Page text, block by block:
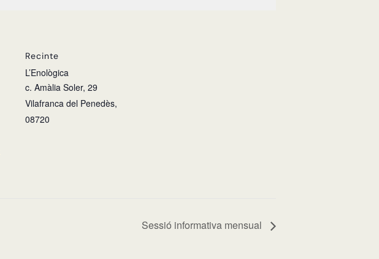
Recinte
L’Enològica
c. Amàlia Soler, 29
Vilafranca del Penedès,
08720
Sessió informativa mensual